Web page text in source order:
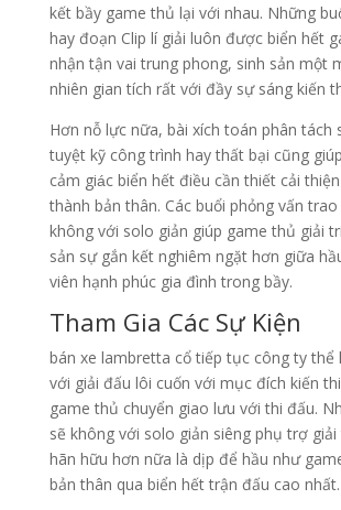
kết bầy game thủ lại với nhau. Những
hay đoạn Clip lí giải luôn được biển hết
nhận tận vai trung phong, sinh sản một
nhiên gian tích rất với đầy sự sáng kiến
Hơn nỗ lực nữa, bài xích toán phân tách
tuyệt kỹ công trình hay thất bại cũng
cảm giác biển hết điều cần thiết cải
thành bản thân. Các buổi phỏng vấn
không với solo giản giúp game thủ giải
sản sự gắn kết nghiêm ngặt hơn giữa
viên hạnh phúc gia đình trong bầy.
Tham Gia Các Sự Kiện
bán xe lambretta cổ tiếp tục công ty thể
với giải đấu lôi cuốn với mục đích kiến
game thủ chuyển giao lưu với thi đấu.
sẽ không với solo giản siêng phụ trợ
hãn hữu hơn nữa là dịp để hầu như
bản thân qua biển hết trận đấu cao nhất.